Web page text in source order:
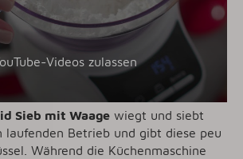
Videos zulassen
Sieb mit Waage wiegt und siebt
laufenden Betrieb und gibt diese peu
Während die Küchenmaschine